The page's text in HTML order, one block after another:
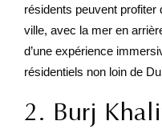
résidents peuvent profiter
ville, avec la mer en
d’une expérience
résidentiels non loin de
2. Burj